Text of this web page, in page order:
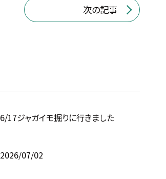
次の記事
6/17ジャガイモ掘りに行きました
2026/07/02